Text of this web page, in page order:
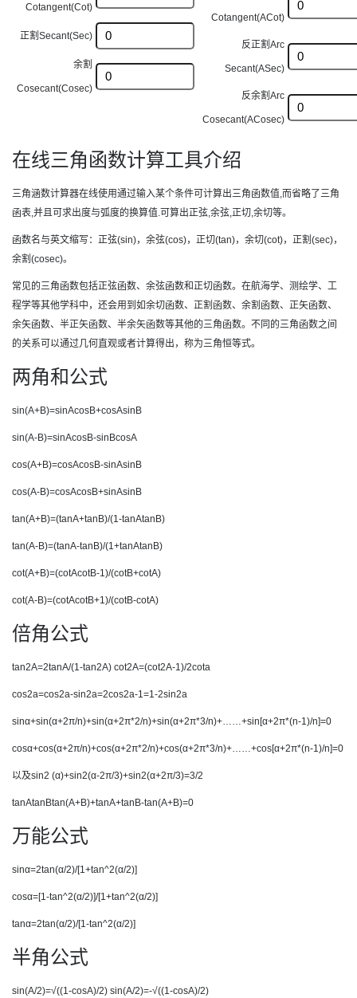
Cotangent(Cot)
正割Secant(Sec)
余割
Cosecant(Cosec)
Cotangent(ACot)
反正割Arc
Secant(ASec)
反余割Arc
Cosecant(ACosec)
在线三角函数计算工具介绍
三角涵数计算器在线使用通过输入某个条件可计算出三角函数值,而省略了三角
函表,并且可求出度与弧度的换算值.可算出正弦,余弦,正切,余切等。
函数名与英文缩写：正弦(sin)，余弦(cos)，正切(tan)，余切(cot)，正割(sec)，
余割(cosec)。
常见的三角函数包括正弦函数、余弦函数和正切函数。在航海学、测绘学、工
程学等其他学科中，还会用到如余切函数、正割函数、余割函数、正矢函数、
余矢函数、半正矢函数、半余矢函数等其他的三角函数。不同的三角函数之间
的关系可以通过几何直观或者计算得出，称为三角恒等式。
两角和公式
sin(A+B)=sinAcosB+cosAsinB
sin(A-B)=sinAcosB-sinBcosA
cos(A+B)=cosAcosB-sinAsinB
cos(A-B)=cosAcosB+sinAsinB
tan(A+B)=(tanA+tanB)/(1-tanAtanB)
tan(A-B)=(tanA-tanB)/(1+tanAtanB)
cot(A+B)=(cotAcotB-1)/(cotB+cotA)
cot(A-B)=(cotAcotB+1)/(cotB-cotA)
倍角公式
tan2A=2tanA/(1-tan2A) cot2A=(cot2A-1)/2cota
cos2a=cos2a-sin2a=2cos2a-1=1-2sin2a
sinα+sin(α+2π/n)+sin(α+2π*2/n)+sin(α+2π*3/n)+……+sin[α+2π*(n-1)/n]=0
cosα+cos(α+2π/n)+cos(α+2π*2/n)+cos(α+2π*3/n)+……+cos[α+2π*(n-1)/n]=0
以及sin2 (α)+sin2(α-2π/3)+sin2(α+2π/3)=3/2
tanAtanBtan(A+B)+tanA+tanB-tan(A+B)=0
万能公式
sinα=2tan(α/2)/[1+tan^2(α/2)]
cosα=[1-tan^2(α/2)]/[1+tan^2(α/2)]
tanα=2tan(α/2)/[1-tan^2(α/2)]
半角公式
sin(A/2)=√((1-cosA)/2) sin(A/2)=-√((1-cosA)/2)